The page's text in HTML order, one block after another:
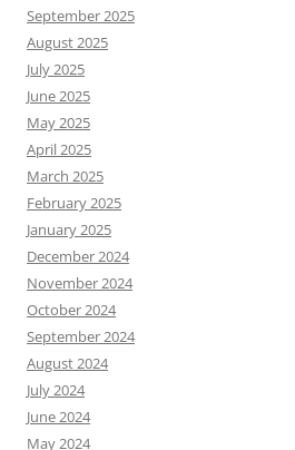
September 2025
August 2025
July 2025
June 2025
May 2025
April 2025
March 2025
February 2025
January 2025
December 2024
November 2024
October 2024
September 2024
August 2024
July 2024
June 2024
May 2024